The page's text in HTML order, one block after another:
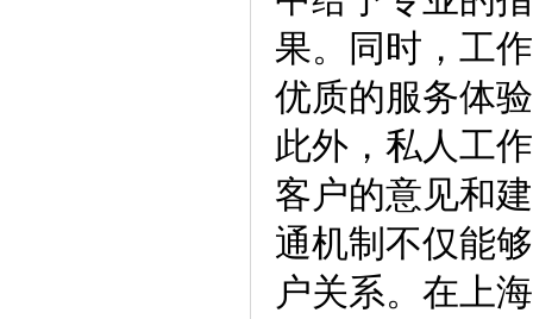
果。同时，工
优质的服务体
此外，私人工
客户的意见和
通机制不仅能
户关系。在上